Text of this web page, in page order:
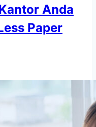
Anda
Paper